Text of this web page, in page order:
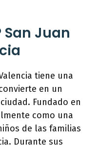
San Juan
tiene una
en un
Fundado en
como una
de las familias
Durante sus